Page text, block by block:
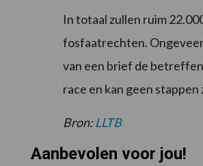
In totaal zullen ruim
fosfaatrechten.
van een brief de
race en kan geen
Bron:LLTB
Aanbevolen voor jou!